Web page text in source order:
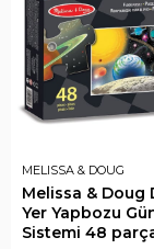
MELISSA & DOUG
Melissa & Doug
Yer Yapbozu
Sistemi 48